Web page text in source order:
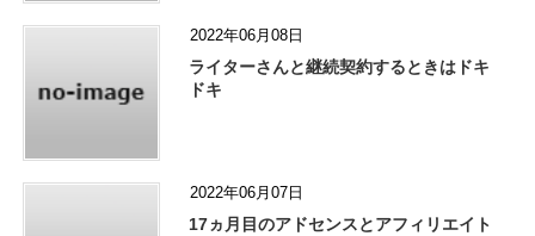
2022年06月08日
ライターさんと継続契約するときはドキ
ドキ
2022年06月07日
17ヵ月目のアドセンスとアフィリエイト